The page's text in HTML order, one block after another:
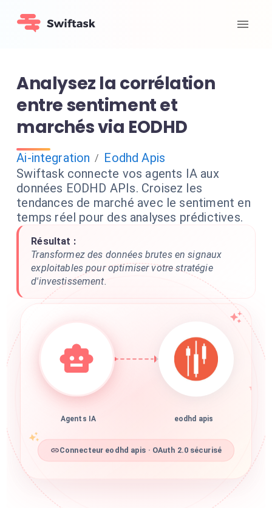
Analysez la corrélation
entre sentiment et
marchés via EODHD
Ai-integration / Eodhd Apis
Swiftask connecte vos agents IA aux
données EODHD APIs. Croisez les
tendances de marché avec le sentiment en
temps réel pour des analyses prédictives.
Résultat :
Transformez des données brutes en signaux
exploitables pour optimiser votre stratégie
d'investissement.
Agents IA eodhd apis
Connecteur eodhd apis · OAuth 2.0 sécurisé